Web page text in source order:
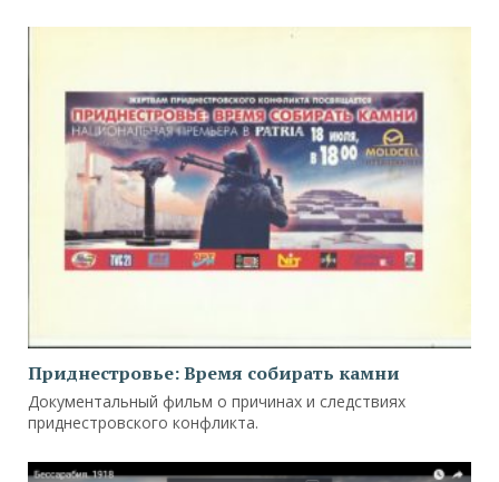
Приднестровье: Время собирать камни
Документальный фильм о причинах и следствиях
приднестровского конфликта.